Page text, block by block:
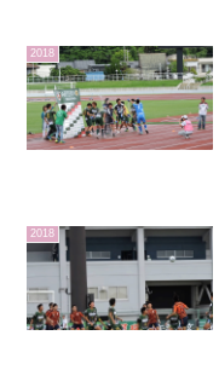
2018
2018